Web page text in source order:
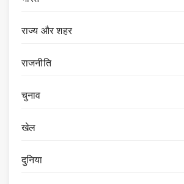
राज्य और शहर
राजनीति
चुनाव
खेल
दुनिया